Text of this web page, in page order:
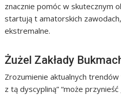
znacznie pomóc w skutecznym
startują t amatorskich
ekstremalne.
Żużel Zakłady
Zrozumienie aktualnych
z tą dyscypliną” “może